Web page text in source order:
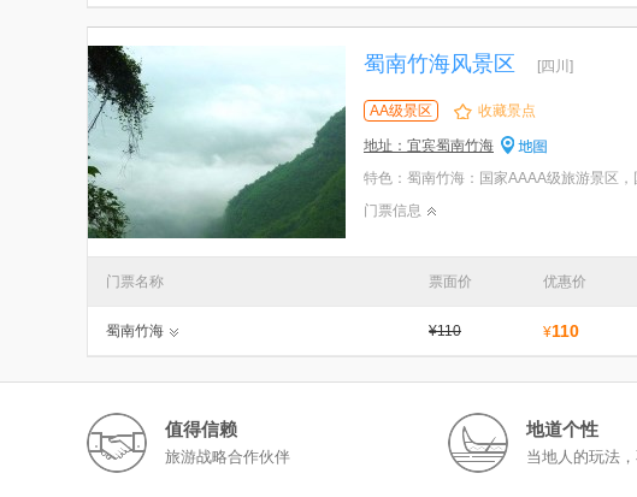
蜀南竹海风景区 [四川]
AA级景区 收藏景点
地址：宜宾蜀南竹海
门票信息
门票名称 票面价 优惠价
蜀南竹海 ¥110 ¥110
值得信赖
旅游战略合作伙伴
地道个性
当地人的玩法